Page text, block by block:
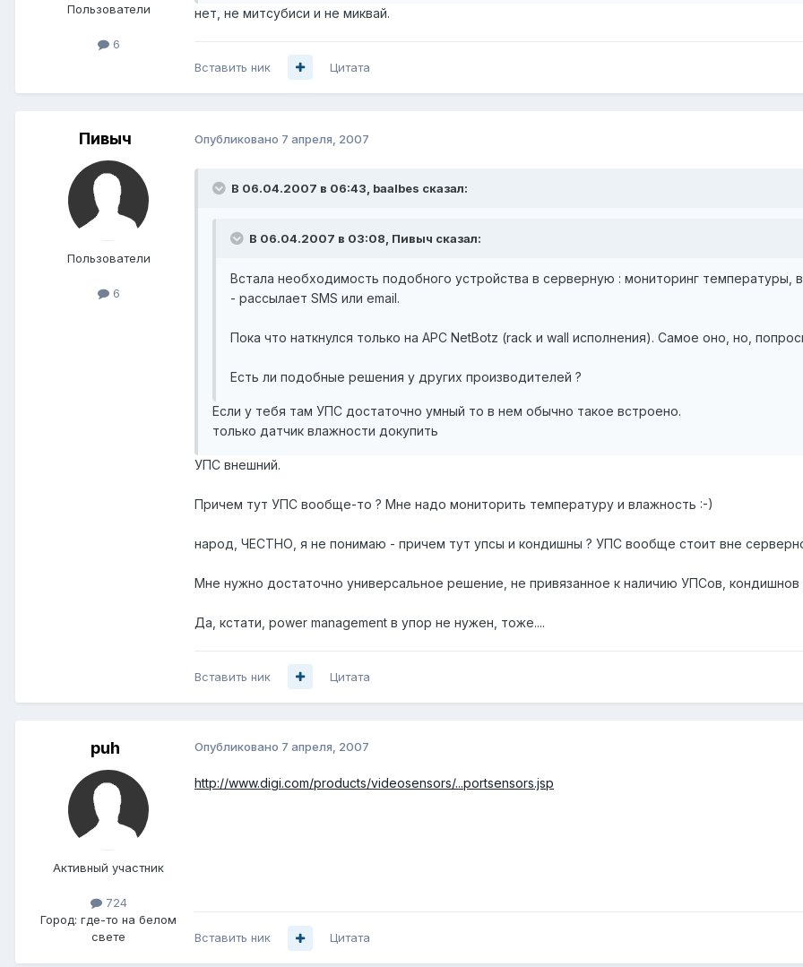
Пользователи
6
нет, не митсубиси и не миквай.
Вставить ник Цитата
Пивыч
Пользователи
6
Опубликовано 7 апреля, 2007
В 06.04.2007 в 06:43, baalbes сказал:
В 06.04.2007 в 03:08, Пивыч сказал:
Встала необходимость подобного устройства в серверную : мониторинг температуры,
- рассылает SMS или email.
Пока что наткнулся только на APC NetBotz (rack и wall исполнения). Самое оно, но,
Есть ли подобные решения у других производителей ?
Если у тебя там УПС достаточно умный то в нем обычно такое встроено.
только датчик влажности докупить
УПС внешний.
Причем тут УПС вообще-то ? Мне надо мониторить температуру и влажность :-)
народ, ЧЕСТНО, я не понимаю - причем тут упсы и кондишны ? УПС вообще стоит вне
Мне нужно достаточно универсальное решение, не привязанное к наличию УПСов,
Да, кстати, power management в упор не нужен, тоже....
Вставить ник Цитата
puh
Активный участник
724
Город: где-то на белом
свете
Опубликовано 7 апреля, 2007
http://www.digi.com/products/videosensors/...portsensors.jsp
Вставить ник Цитата